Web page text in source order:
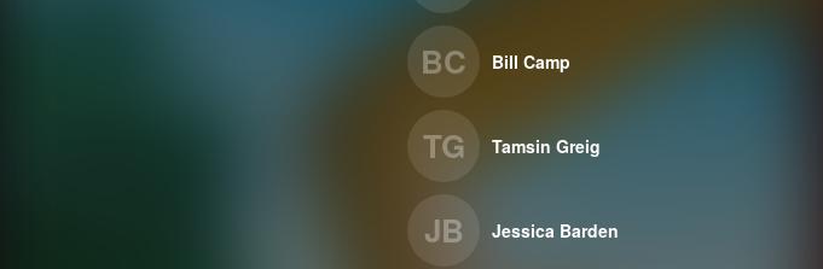
BC Bill Camp
TG Tamsin Greig
JB Jessica Barden